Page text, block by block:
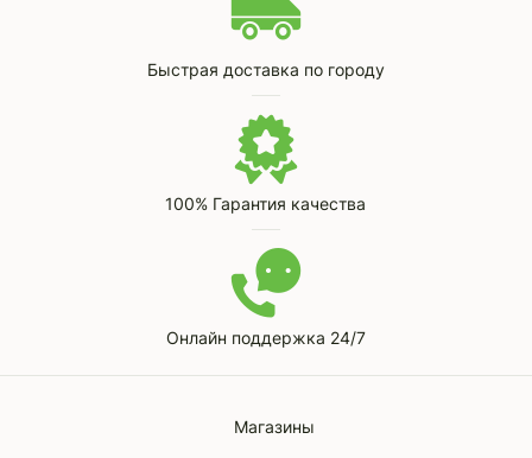
Быстрая доставка по городу
100% Гарантия качества
Онлайн поддержка 24/7
Магазины